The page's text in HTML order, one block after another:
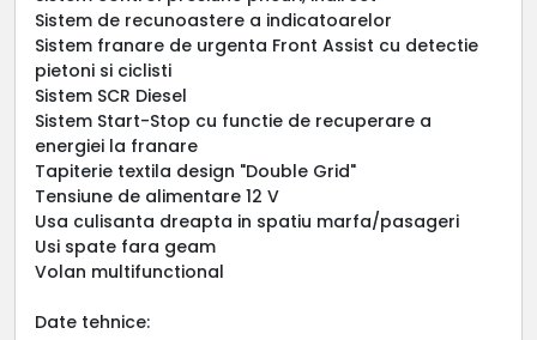
Sistem de recunoastere a indicatoarelor
Sistem franare de urgenta Front Assist cu detectie
pietoni si ciclisti
Sistem SCR Diesel
Sistem Start-Stop cu functie de recuperare a
energiei la franare
Tapiterie textila design "Double Grid"
Tensiune de alimentare 12 V
Usa culisanta dreapta in spatiu marfa/pasageri
Usi spate fara geam
Volan multifunctional
Date tehnice: